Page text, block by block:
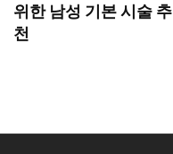
위한 남성 기본 시술 추
천